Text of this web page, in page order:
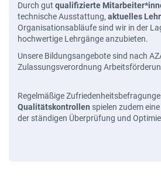
Durch gut qualifizierte
technische Ausstattung, aktuelles
Organisationsabläufe sind wir in der
hochwertige Lehrgänge anzubieten.
Unsere Bildungsangebote sind nach
Zulassungsverordnung
Regelmäßige
Qualitätskontrollen spielen zudem
der ständigen Überprüfung und